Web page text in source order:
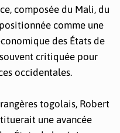
composée du Mali, du
comme une
des États de
souvent critiquée pour
occidentales.
togolais, Robert
une avancée